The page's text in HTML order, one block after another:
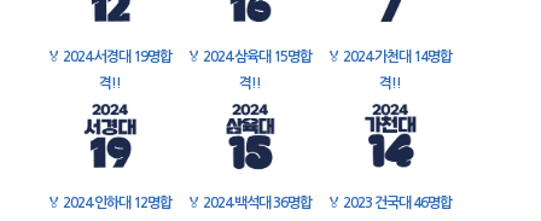
🏅 2024 서경대 19명합
격!!
🏅 2024 삼육대 15명합
격!!
🏅 2024 가천대 14명합
격!!
🏅 2024 인하대 12명합
🏅 2024 백석대 36명합
🏅 2023 건국대 46명합